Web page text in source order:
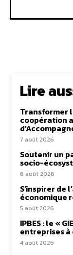
Lire
Transformer
coopération
7 août 2026
Soutenir un
socio-
6 août 2026
S’inspirer de
économique
5 août 2026
IPBES : le «
entreprises à
4 août 2026